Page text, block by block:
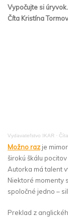
Vypočujte si úryvok.
Číta Kristína
Vydavateľstvo IKAR ·
Možno raz je
širokú škálu
Autorka má talent
Niektoré momenty
spoločné jedno –
Preklad z